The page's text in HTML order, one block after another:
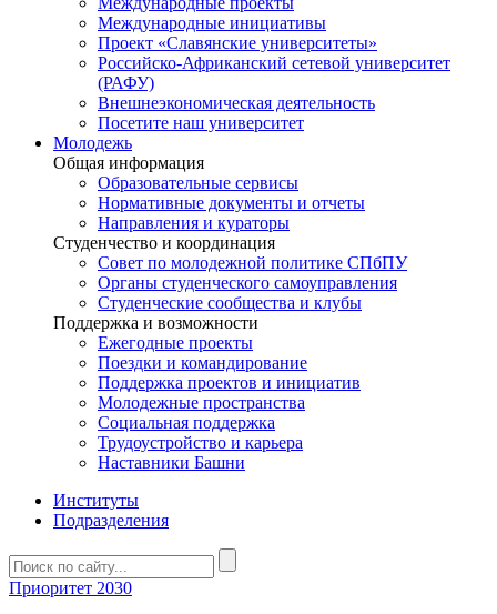
Международные инициативы
Проект «Славянские университеты»
Российско-Африканский сетевой университет
(РАФУ)
Внешнеэкономическая деятельность
Посетите наш университет
Молодежь
Общая информация
Образовательные сервисы
Нормативные документы и отчеты
Направления и кураторы
Студенчество и координация
Совет по молодежной политике СПбПУ
Органы студенческого самоуправления
Студенческие сообщества и клубы
Поддержка и возможности
Ежегодные проекты
Поездки и командирование
Поддержка проектов и инициатив
Молодежные пространства
Социальная поддержка
Трудоустройство и карьера
Наставники Башни
Институты
Подразделения
Приоритет 2030